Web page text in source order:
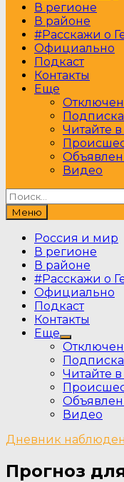
В регионе
В районе
#Расскажи о
Официально
Подкаст
Контакты
Еще
Подписка
Читайте
Видео
Найти:
Меню
Россия и мир
В регионе
В районе
#Расскажи о
Официально
Подкаст
Контакты
Еще
Show
sub
menu
Подписка
Читайте
Видео
Дневник
Прогноз